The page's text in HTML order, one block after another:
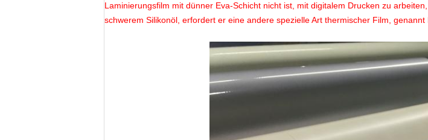
Laminierungsfilm mit dünner Eva-Schicht nicht ist, mit digitalem Drucken zu
schwerem Silikonöl, erfordert er eine andere spezielle Art thermischer Film,